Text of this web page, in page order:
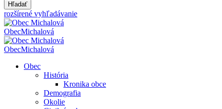
Hľadať
rozšírené vyhľadávanie
ObecMichalová
ObecMichalová
Obec
História
Kronika obce
Demografia
Okolie